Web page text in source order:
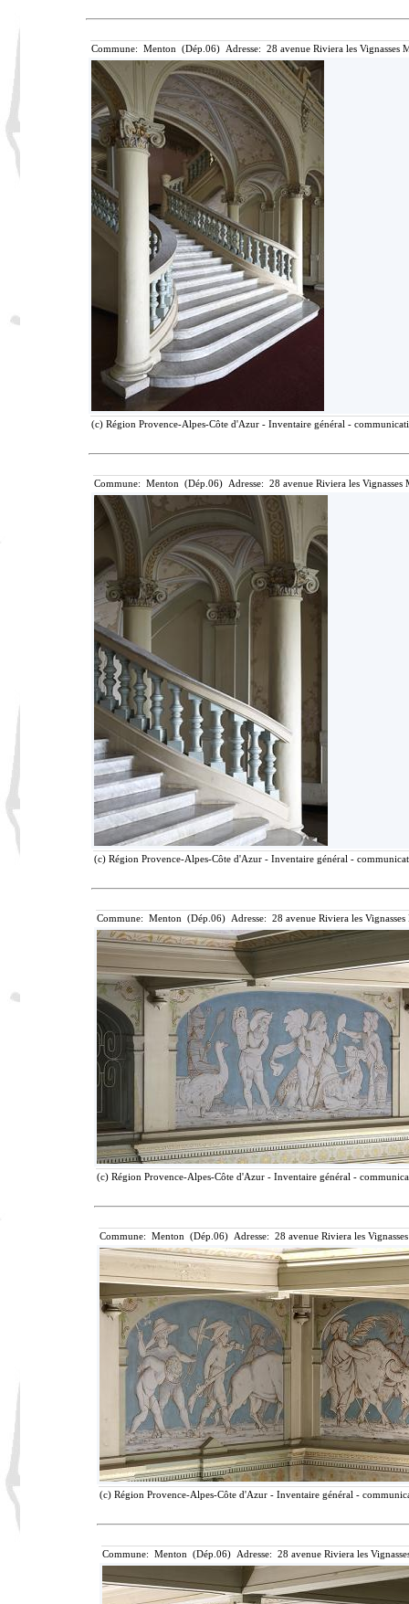
Commune: Menton (Dép.06) Adresse: 28 avenue Riviera les
(c) Région Provence-Alpes-Côte d'Azur - Inventaire général -
Commune: Menton (Dép.06) Adresse: 28 avenue Riviera les
(c) Région Provence-Alpes-Côte d'Azur - Inventaire général -
Commune: Menton (Dép.06) Adresse: 28 avenue Riviera les
(c) Région Provence-Alpes-Côte d'Azur - Inventaire général -
Commune: Menton (Dép.06) Adresse: 28 avenue Riviera les
(c) Région Provence-Alpes-Côte d'Azur - Inventaire général -
Commune: Menton (Dép.06) Adresse: 28 avenue Riviera les